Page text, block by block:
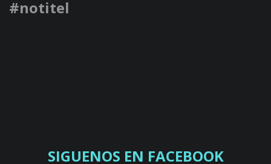
#notitel
SIGUENOS EN FACEBOOK